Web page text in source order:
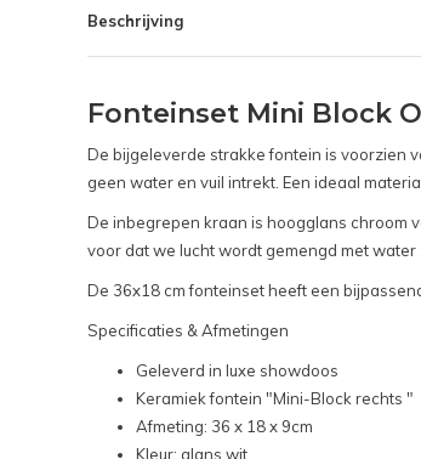
Beschrijving
Fonteinset Mini Block
De bijgeleverde strakke fontein is voorzien
geen water en vuil intrekt. Een ideaal
De inbegrepen kraan is hoogglans chroom
voor dat we lucht wordt gemengd met
De 36x18 cm fonteinset heeft een
Specificaties & Afmetingen
Geleverd in luxe showdoos
Keramiek fontein "Mini-Block rechts "
Afmeting: 36 x 18 x 9cm
Kleur: glans wit